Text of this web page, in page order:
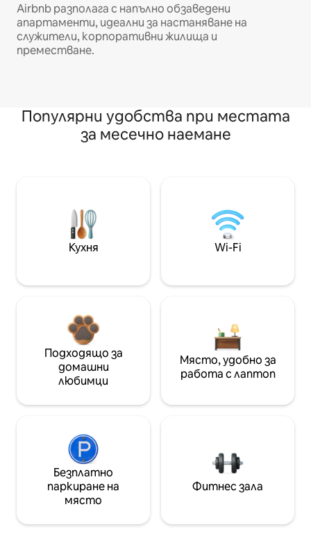
Airbnb разполага с напълно обзаведени
апартаменти, идеални за настаняване на
служители, корпоративни жилища и
преместване.
Популярни удобства при местата
за месечно наемане
Кухня Wi-Fi
Подходящо за
домашни
любимци
Място, удобно за
работа с лаптоп
Безплатно
паркиране на
място
Фитнес зала